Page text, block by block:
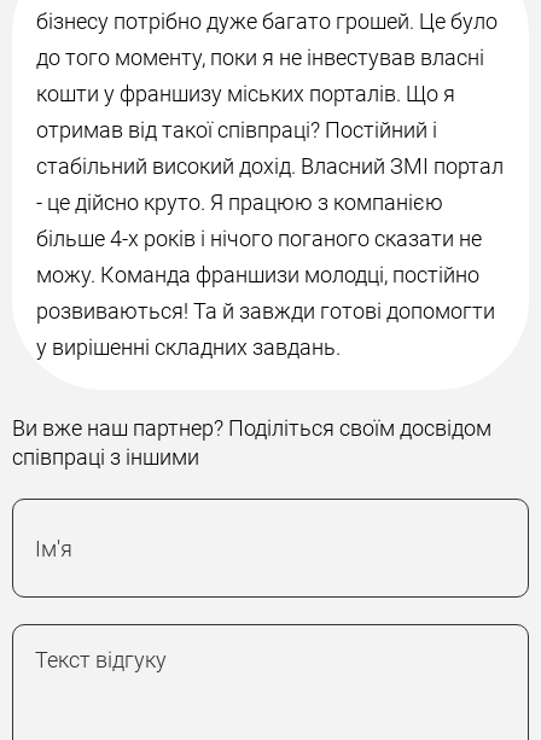
бізнесу потрібно дуже багато грошей. Це було
до того моменту, поки я не інвестував власні
кошти у франшизу міських порталів. Що я
отримав від такої співпраці? Постійний і
стабільний високий дохід. Власний ЗМІ портал
- це дійсно круто. Я працюю з компанією
більше 4-х років і нічого поганого сказати не
можу. Команда франшизи молодці, постійно
розвиваються! Та й завжди готові допомогти
у вирішенні складних завдань.
Ви вже наш партнер? Поділіться своїм досвідом
співпраці з іншими